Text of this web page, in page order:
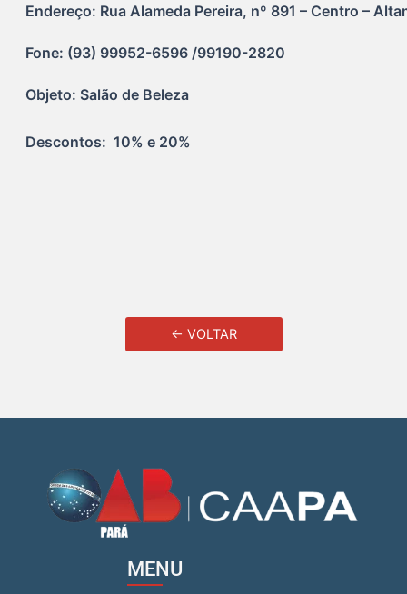
Endereço: Rua Alameda Pereira, nº 891 – Centro –
Fone: (93) 99952-6596 /99190-2820
Objeto: Salão de Beleza
Descontos:  10% e 20%
← VOLTAR
MENU